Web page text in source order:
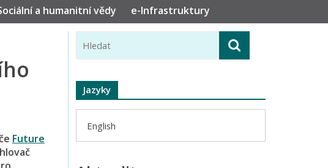
a humanitní vědy e-Infrastruktury
Future
Jazyky
English